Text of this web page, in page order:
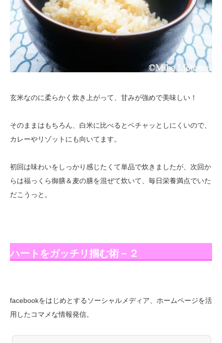
玄米なのに柔らかく炊き上がって、甘みが強めで美味しい！
そのままはもちろん、白米に比べるとベチャッとしにくいので、
カレーやリゾットにも向いてます。
初回は味わいをしっかり感じたくて単品で炊きましたが、次回か
らは福っくら御膳＆麦の膳を混ぜて炊いて、毎日栄養満点でいた
だこうっと。
ハートをガッチリ掴む術－２
facebookをはじめとするソーシャルメディア、ホームページを活
用したコマメな情報発信。